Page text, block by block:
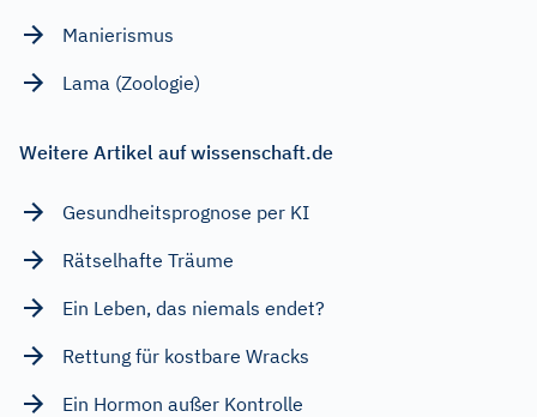
Manierismus
Lama (Zoologie)
Weitere Artikel auf wissenschaft.de
Gesundheitsprognose per KI
Rätselhafte Träume
Ein Leben, das niemals endet?
Rettung für kostbare Wracks
Ein Hormon außer Kontrolle